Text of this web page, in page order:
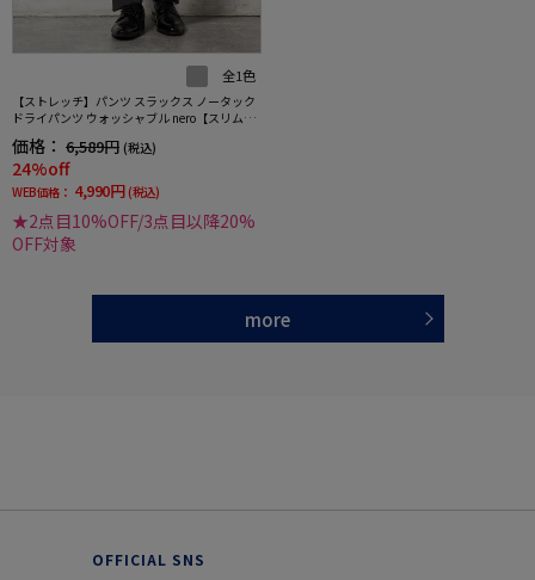
全1色
【ストレッチ】パンツ スラックス ノータック
ドライパンツ ウォッシャブル nero【スリムデ
ザイン】
価格： 6,589円 (税込)
24%off
WEB価格： 4,990円 (税込)
★2点目10%OFF/3点目以降20%
OFF対象
more
OFFICIAL SNS